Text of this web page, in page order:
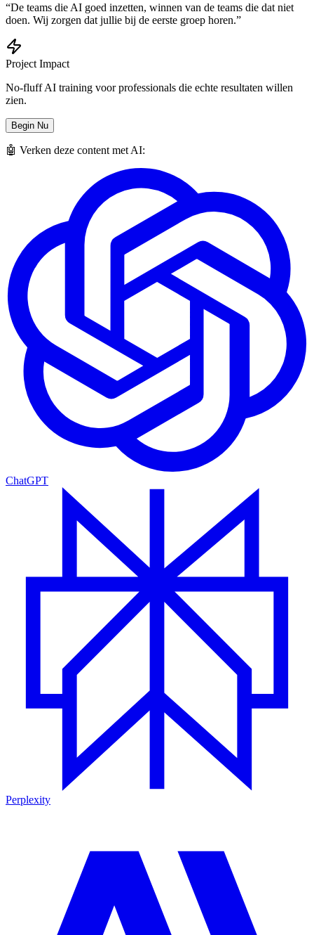
“De teams die AI goed inzetten, winnen van de teams die dat niet
doen. Wij zorgen dat jullie bij de eerste groep horen.”
Project Impact
No-fluff AI training voor professionals die echte resultaten willen
zien.
Begin Nu
🤖 Verken deze content met AI:
ChatGPT
Perplexity